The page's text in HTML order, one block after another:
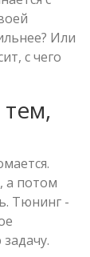
Или
с чего
а потом
Тюнинг -